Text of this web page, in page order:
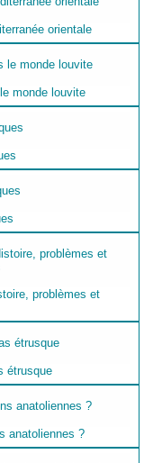
orientale
monde louvite
problèmes et
étrusque
anatoliennes ?